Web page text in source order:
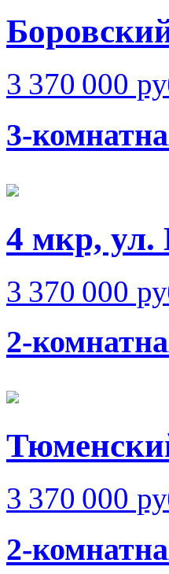
3 370 000
3-
4 мкр,
3 370 000
2-
3 370 000
2-